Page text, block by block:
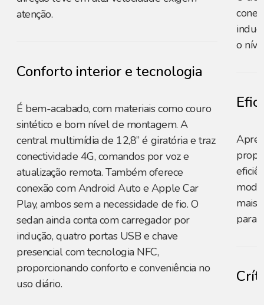
atenção.
Conforto interior e tecnologia
É bem-acabado, com materiais como couro
sintético e bom nível de montagem. A
central multimídia de 12,8” é giratória e traz
conectividade 4G, comandos por voz e
atualização remota. Também oferece
conexão com Android Auto e Apple Car
Play, ambos sem a necessidade de fio. O
sedan ainda conta com carregador por
indução, quatro portas USB e chave
presencial com tecnologia NFC,
proporcionando conforto e conveniência no
uso diário.
o
mais
para